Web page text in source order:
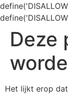
Deze
Het lijkt erop